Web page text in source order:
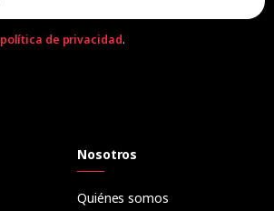
política de privacidad.
Nosotros
Quiénes somos